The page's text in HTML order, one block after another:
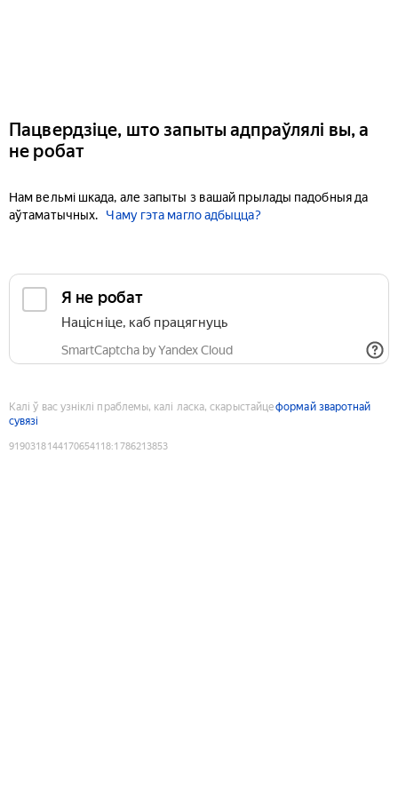
Пацвердзіце, што запыты адпраўлялі вы, а
не робат
Нам вельмі шкада, але запыты з вашай прылады падобныя да
аўтаматычных.
Чаму гэта магло адбыцца?
Я не робат
Націсніце, каб працягнуць
SmartCaptcha by Yandex Cloud
Калі ў вас узніклі праблемы, калі ласка, скарыстайцеформай зваротнай
сувязі
9190318144170654118:1786213853